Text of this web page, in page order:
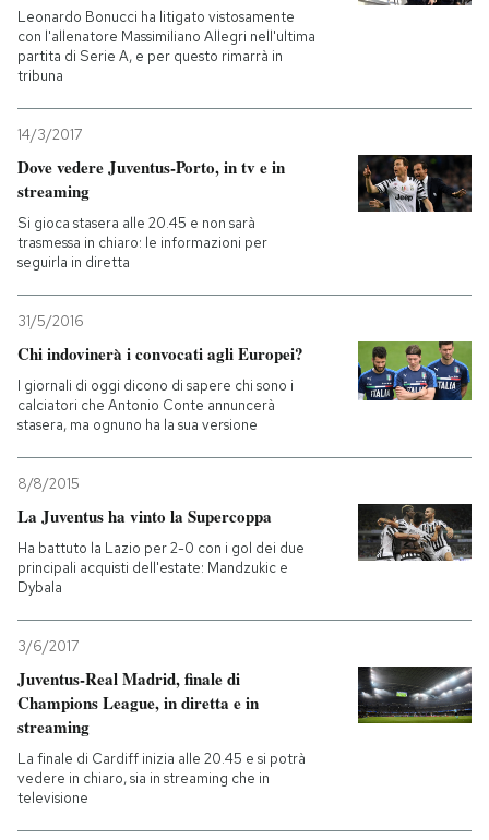
NEWSLETTER
SHOP
CALENDARIO
AREA PERSONALE
Entra
Leonardo Bonucci ha litigato vistosamente
con l'allenatore Massimiliano Allegri nell'ultima
partita di Serie A, e per questo rimarrà in
tribuna
14/3/2017
Dove vedere Juventus-Porto, in tv e in
streaming
Si gioca stasera alle 20.45 e non sarà
trasmessa in chiaro: le informazioni per
seguirla in diretta
31/5/2016
Chi indovinerà i convocati agli Europei?
I giornali di oggi dicono di sapere chi sono i
calciatori che Antonio Conte annuncerà
stasera, ma ognuno ha la sua versione
8/8/2015
La Juventus ha vinto la Supercoppa
Ha battuto la Lazio per 2-0 con i gol dei due
principali acquisti dell'estate: Mandzukic e
Dybala
3/6/2017
Juventus-Real Madrid, finale di
Champions League, in diretta e in
streaming
La finale di Cardiff inizia alle 20.45 e si potrà
vedere in chiaro, sia in streaming che in
televisione